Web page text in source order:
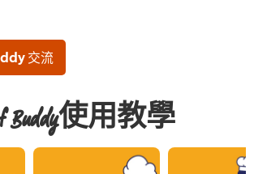
交流
Buddy使用教學